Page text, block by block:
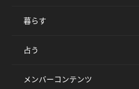
暮らす
占う
メンバーコンテンツ